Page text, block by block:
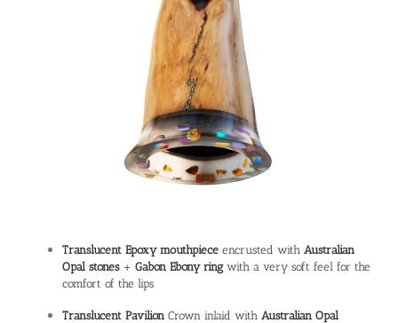
Translucent Epoxy mouthpiece encrusted with Australian
Opal stones+ Gabon Ebony ringwith a very soft feel for the
comfort of the lips
Translucent Pavilion Crown inlaid with Australian Opal